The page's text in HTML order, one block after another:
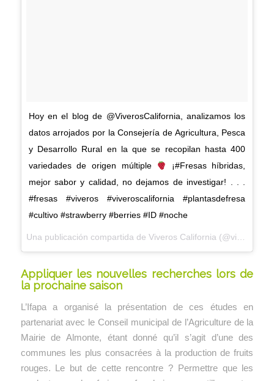
Hoy en el blog de @ViverosCalifornia, analizamos los
datos arrojados por la Consejería de Agricultura, Pesca
y Desarrollo Rural en la que se recopilan hasta 400
variedades de origen múltiple
¡#Fresas híbridas,
mejor sabor y calidad, no dejamos de investigar! . . .
#fresas #viveros #viveroscalifornia #plantasdefresa
#cultivo #strawberry #berries #ID #noche
Una publicación compartida de Viveros California(@viveroscalifornia) el
Appliquer les nouvelles recherches lors de
la prochaine saison
L’Ifapa a organisé la présentation de ces études en
partenariat avec le Conseil municipal de l’Agriculture de la
Mairie de Almonte, étant donné qu’il s’agit d’une des
communes les plus consacrées à la production de fruits
rouges. Le but de cette rencontre ? Permettre que les